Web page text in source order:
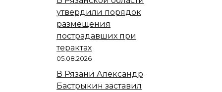
утвердили порядок
размещения
пострадавших при
терактах
05.08.2026
В Рязани Александр
Бастрыкин заставил